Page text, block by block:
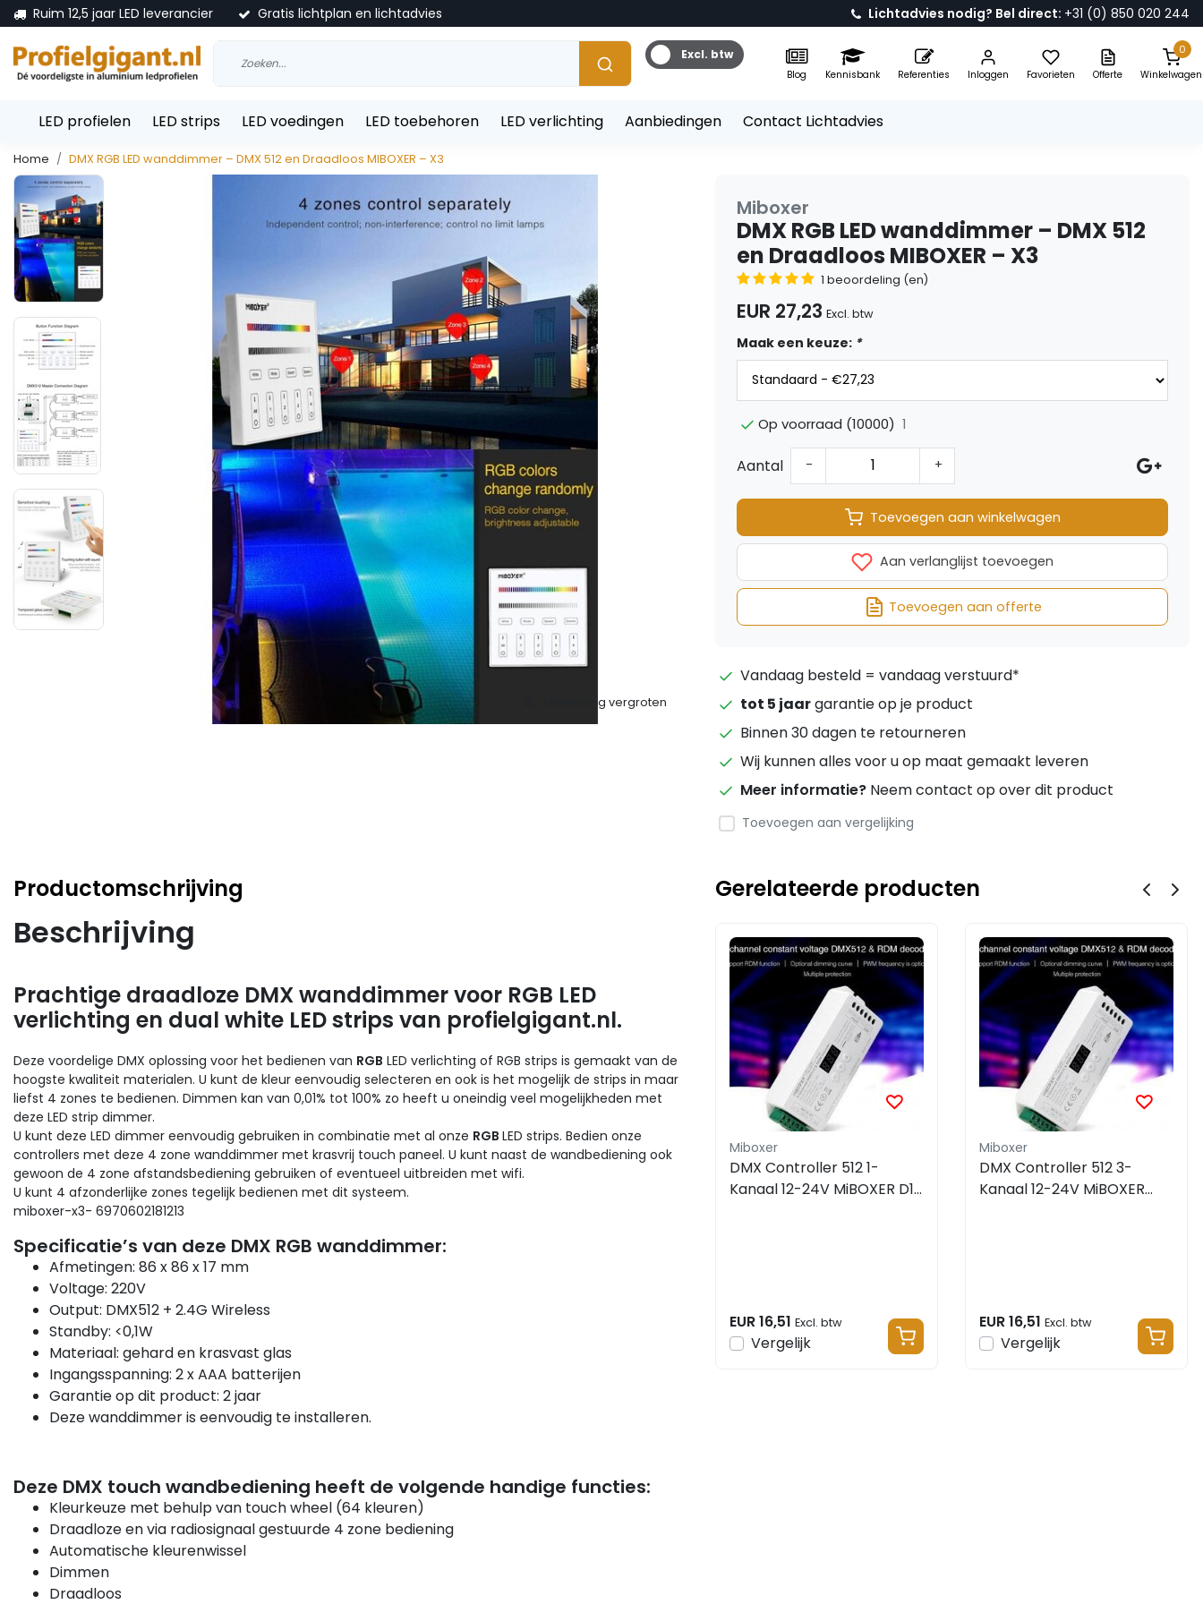
Ruim 12,5 jaar LED leverancier Gratis lichtplan en lichtadvies Lichtadvies nodig? Bel direct: +31 (0) 850 020 244
Excl. btw
Blog Kennisbank Referenties Inloggen Favorieten Offerte
0
Winkelwagen
LED profielen LED strips LED voedingen LED toebehoren LED verlichting Aanbiedingen Contact Lichtadvies
Home DMX RGB LED wanddimmer – DMX 512 en Draadloos MIBOXER – X3
Afbeelding vergroten
Miboxer
DMX RGB LED wanddimmer – DMX 512
en Draadloos MIBOXER – X3
1 beoordeling (en)
EUR 27,23 Excl. btw
Maak een keuze: *
Op voorraad (10000) 1
Aantal - +
Toevoegen aan winkelwagen
Aan verlanglijst toevoegen
Toevoegen aan offerte
Vandaag besteld = vandaag verstuurd*
tot 5 jaargarantie op je product
Binnen 30 dagen te retourneren
Wij kunnen alles voor u op maat gemaakt leveren
Meer informatie? Neem contact op over dit product
Toevoegen aan vergelijking
Productomschrijving
Beschrijving
Prachtige draadloze DMX wanddimmer voor RGB LED
verlichting en dual white LED strips van profielgigant.nl.
Deze voordelige DMX oplossing voor het bedienen van RGB LED verlichting of RGB strips is gemaakt van de
hoogste kwaliteit materialen. U kunt de kleur eenvoudig selecteren en ook is het mogelijk de strips in maar
liefst 4 zones te bedienen. Dimmen kan van 0,01% tot 100% zo heeft u oneindig veel mogelijkheden met
deze LED strip dimmer.
U kunt deze LED dimmer eenvoudig gebruiken in combinatie met al onze RGB LED strips. Bedien onze
controllers met deze 4 zone wanddimmer met krasvrij touch paneel. U kunt naast de wandbediening ook
gewoon de 4 zone afstandsbediening gebruiken of eventueel uitbreiden met wifi.
U kunt 4 afzonderlijke zones tegelijk bedienen met dit systeem.
miboxer-x3- 6970602181213
Specificatie’s van deze DMX RGB wanddimmer:
Afmetingen: 86 x 86 x 17 mm
Voltage: 220V
Output: DMX512 + 2.4G Wireless
Standby: <0,1W
Materiaal: gehard en krasvast glas
Ingangsspanning: 2 x AAA batterijen
Garantie op dit product: 2 jaar
Deze wanddimmer is eenvoudig te installeren.
Deze DMX touch wandbediening heeft de volgende handige functies:
Kleurkeuze met behulp van touch wheel (64 kleuren)
Draadloze en via radiosignaal gestuurde 4 zone bediening
Automatische kleurenwissel
Dimmen
Draadloos
Gerelateerde producten
Miboxer
DMX Controller 512 1-
Kanaal 12-24V MiBOXER D1-
EUR 16,51 Excl. btw
Vergelijk
Miboxer
DMX Controller 512 3-
Kanaal 12-24V MiBOXER
EUR 16,51 Excl. btw
Vergelijk